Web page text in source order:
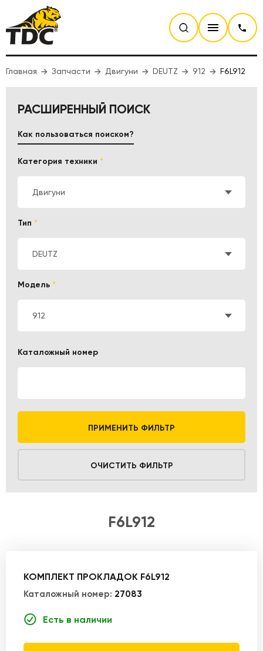
Главная Запчасти Двигуни DEUTZ 912 F6L912
РАСШИРЕННЫЙ ПОИСК
Категория техники *
Двигуни
Тип *
DEUTZ
Модель *
912
Каталожный номер
ПРИМЕНИТЬ ФИЛЬТР
ОЧИСТИТЬ ФИЛЬТР
Как пользоваться поиском?
F6L912
КОМПЛЕКТ ПРОКЛАДОК F6L912
Каталожный номер: 27083
Есть в наличии